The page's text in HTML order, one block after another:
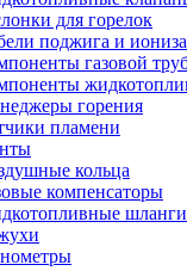
для горелок
поджига и
газовой
горения
пламени
кольца
компенсаторы
шланги